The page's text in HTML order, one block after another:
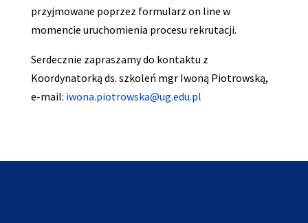
przyjmowane poprzez formularz on line w
momencie uruchomienia procesu rekrutacji.
Serdecznie zapraszamy do kontaktu z
Koordynatorką ds. szkoleń mgr Iwoną Piotrowską,
e-mail: iwona.piotrowska@ug.edu.pl